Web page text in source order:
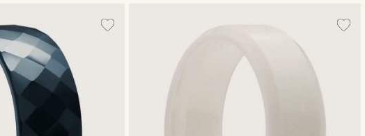
Zemākā cena
Augstākā cena